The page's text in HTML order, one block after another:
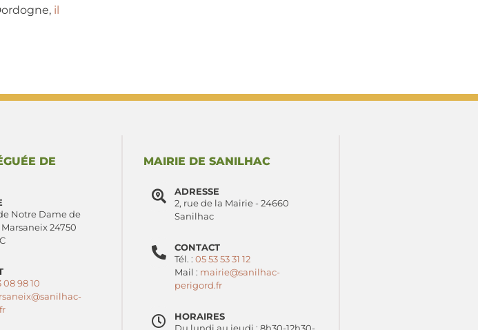
il
DE
Notre Dame de
24750
08 98 10
MAIRIE DE SANILHAC
ADRESSE
2, rue de la Mairie - 24660
Sanilhac
CONTACT
Tél. :05 53 53 31 12
Mail : mairie@sanilhac-
perigord.fr
HORAIRES